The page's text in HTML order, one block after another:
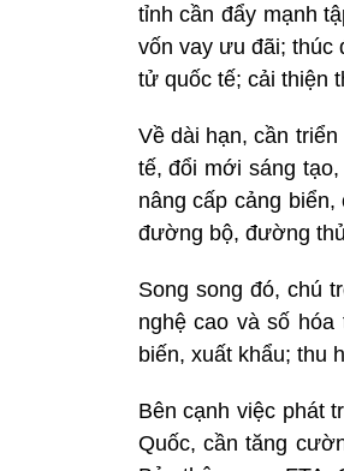
tỉnh cần đẩy mạnh
vốn vay ưu đãi; thúc
tử quốc tế; cải thiện
Về dài hạn, cần
tế, đổi mới sáng
nâng cấp cảng
đường bộ, đường
Song song đó, chú
nghệ cao và số
biến, xuất khẩu; thu
Bên cạnh việc phát
Quốc, cần tăng